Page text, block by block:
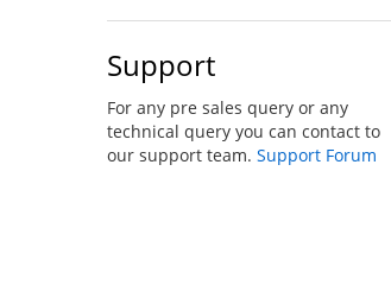
Support
For any pre sales query or any
technical query you can contact to
our support team. Support Forum